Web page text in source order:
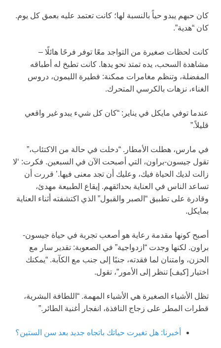
كان حبهم يبدو حياً بالنسبة لها؛ كانت تعتمد عليه بعمق كل يوم.
كان “هدية”.
كانت لحظات صغيرة من التواجد معًا توفر فرحًا هائلًا –
مشاهدة السحب، يده تمتد نحو يدها. كانت تطبخ له أطباقه
المفضلة، وتنظم مغامرات ممكنة: فطيرة الليمون، دروس
الغناء، نزهات بالكرسي المتحرك.
عندما توفي مايكل في يناير: “كان كل شيء يبدو غير واقعي
قليلاً.”
في مارس، هطلت الأمطار. “دخلت في حالة من الاكتئاب،”
تقول جيسون-براون، التي أصبحت الآن في السبعين. فكرت: ‘لا
زالت لديك الحياة فيك، وعليك أن تجد معنى فيها.’ قررت أن
تساعد الناس في العناية بحدائقهم. إيقاع الطبيعة مهدئ،
وقادرة على تطبيق “الصبر والقبول” الذي اكتشفته أثناء العناية
بمايكل.
أصبح كونها مقدمة رعاية هو أصعب تجربة في حياة جيسون-
براون. لكنها وجدت “ازدواجية” في الصعوبة: تقدير سار مع
الحزن، وامتنان لما فقدته، جنبًا إلى جنب مع الكآبة. “يمكنك
اختيار [كيف] تنظر إلى الأمور”، تقول.
تظل الأشياء الصغيرة هي الأشياء المهمة. “اللطافة البشرية،
قطرات المطر على زجاج النافذة، انفجار أغنية الطائر.”
أخبرنا: هل تغيرت حياتك باتجاه جديد بعد سن الستين؟